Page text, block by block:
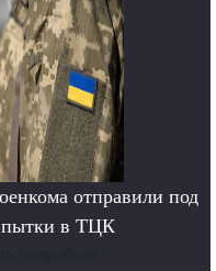
отправили под
пытки в ТЦК